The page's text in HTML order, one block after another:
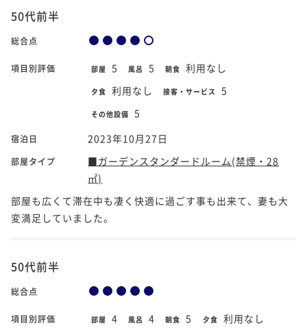
50代前半
総合点
項目別評価 部屋 5 風呂 5 朝食 利用なし
夕食 利用なし 接客・サービス 5
その他設備 5
宿泊日 2023年10月27日
部屋タイプ
■ガーデンスタンダードルーム(禁煙・28
㎡)
部屋も広くて滞在中も凄く快適に過ごす事も出来て、妻も大
変満足していました。
50代前半
総合点
項目別評価 部屋 4 風呂 4 朝食 5 夕食 利用なし